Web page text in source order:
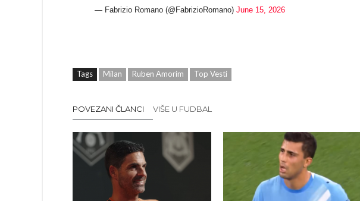
— Fabrizio Romano (@FabrizioRomano) June 15, 2026
Tags Milan Ruben Amorim Top Vesti
POVEZANI ČLANCI VIŠE U FUDBAL